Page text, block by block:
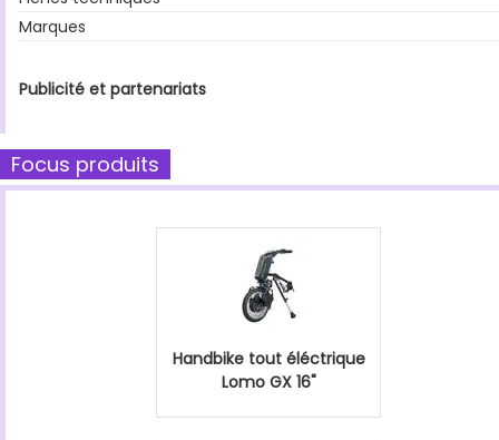
Marques
Publicité et partenariats
Focus produits
Handbike tout éléctrique
Lomo GX 16"